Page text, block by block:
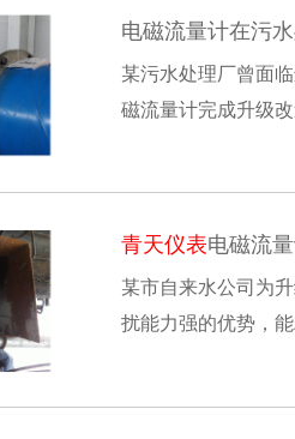
电磁流量计在污
某污水处理厂曾面
磁流量计完成升级
青天仪表电磁流
某市自来水公司为
扰能力强的优势，